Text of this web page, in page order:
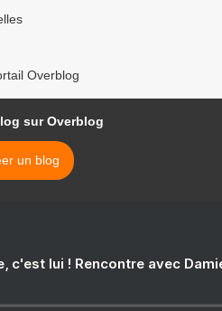
Overblog
sur Overblog
un blog
c'est lui ! Rencontre avec